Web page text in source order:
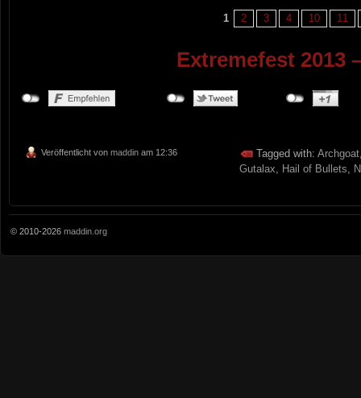
1 2 3 4 10 11
Extremefest 2013
Veröffentlicht von maddin am 12:36 Tagged with: Archgoat
Gutalax
Hail of Bullets
© 2010-2026 maddin.org